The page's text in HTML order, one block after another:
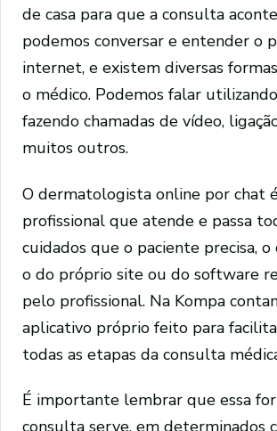
de casa para que a consulta
podemos conversar e entender o
internet, e existem diversas
o médico. Podemos falar
fazendo chamadas de vídeo,
muitos outros.
O dermatologista online por chat
profissional que atende e passa
cuidados que o paciente precisa,
o do próprio site ou do software
pelo profissional. Na Kompa
aplicativo próprio feito para
todas as etapas da consulta
É importante lembrar que essa